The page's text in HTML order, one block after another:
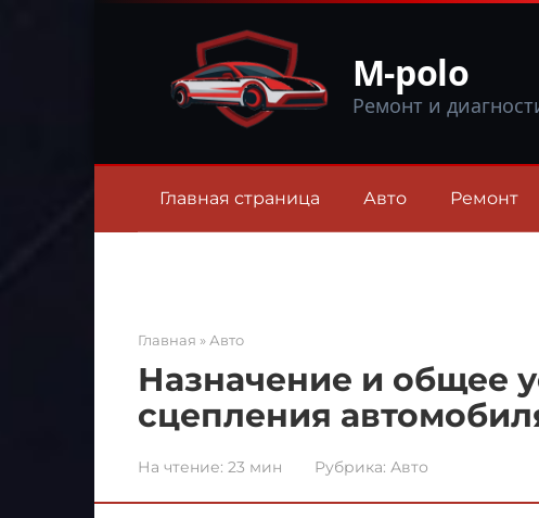
M-polo
Ремонт и
Главная страница Авто Ремонт
Главная » Авто
Назначение и общее
сцепления
На чтение: 23 мин Рубрика: Авто